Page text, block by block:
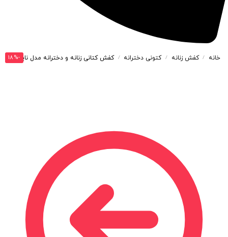
خانه / کفش زنانه / کتونی دخترانه / کفش کتانی زنانه و دخترانه مدل نایک ترویس NIKE TRAVIS رنگ سفید آبی کد M31501
-18%